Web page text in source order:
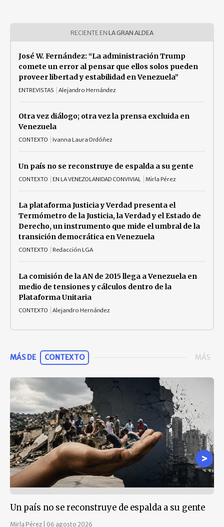
RECIENTE EN LA GRAN ALDEA
José W. Fernández: “La administración Trump
comete un error al pensar que ellos solos pueden
proveer libertad y estabilidad en Venezuela”
ENTREVISTAS Alejandro Hernández
Otra vez diálogo; otra vez la prensa excluida en
Venezuela
CONTEXTO Ivanna Laura Ordóñez
Un país no se reconstruye de espalda a su gente
CONTEXTO EN LA VENEZOLANIDAD CONVIVIAL Mirla Pérez
La plataforma Justicia y Verdad presenta el
Termómetro de la Justicia, la Verdad y el Estado de
Derecho, un instrumento que mide el umbral de la
transición democrática en Venezuela
CONTEXTO Redacción LGA
La comisión de la AN de 2015 llega a Venezuela en
medio de tensiones y cálculos dentro de la
Plataforma Unitaria
CONTEXTO Alejandro Hernández
MÁS DE CONTEXTO MÁS
Un país no se reconstruye de espalda a su gente
Mirla Pérez 06 agosto 2026